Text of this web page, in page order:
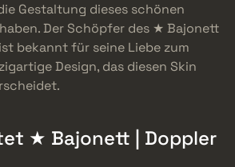
Gestaltung dieses schönen
Der Schöpfer des ★ Bajonett
ist bekannt für seine Liebe zum
Design, das diesen Skin
★ Bajonett | Doppler